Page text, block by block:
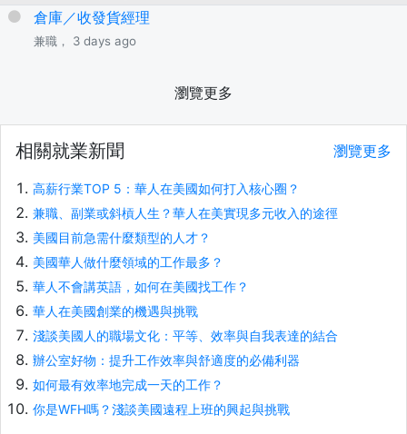
倉庫／收發貨經理
兼職， 3 days ago
瀏覽更多
相關就業新聞 瀏覽更多
高薪行業TOP 5：華人在美國如何打入核心圈？
兼職、副業或斜槓人生？華人在美實現多元收入的途徑
美國目前急需什麼類型的人才？
美國華人做什麼領域的工作最多？
華人不會講英語，如何在美國找工作？
華人在美國創業的機遇與挑戰
淺談美國人的職場文化：平等、效率與自我表達的結合
辦公室好物：提升工作效率與舒適度的必備利器
如何最有效率地完成一天的工作？
你是WFH嗎？淺談美國遠程上班的興起與挑戰